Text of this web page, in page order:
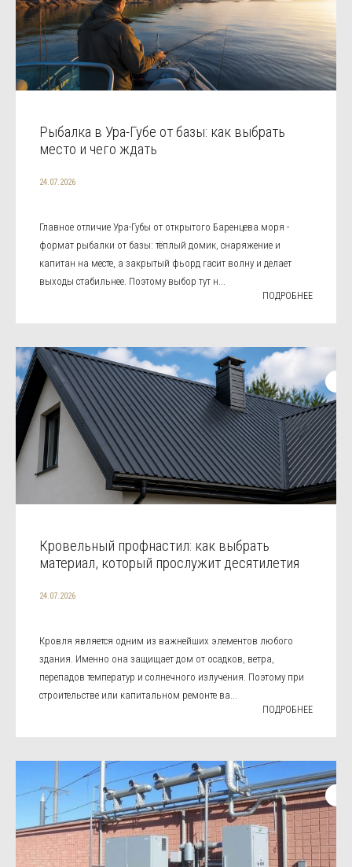
Рыбалка в Ура-Губе от базы: как выбрать
место и чего ждать
24.07.2026
Главное отличие Ура-Губы от открытого Баренцева моря -
формат рыбалки от базы: тёплый домик, снаряжение и
капитан на месте, а закрытый фьорд гасит волну и делает
выходы стабильнее. Поэтому выбор тут н...
ПОДРОБНЕЕ
Кровельный профнастил: как выбрать
материал, который прослужит десятилетия
24.07.2026
Кровля является одним из важнейших элементов любого
здания. Именно она защищает дом от осадков, ветра,
перепадов температур и солнечного излучения. Поэтому при
строительстве или капитальном ремонте ва...
ПОДРОБНЕЕ